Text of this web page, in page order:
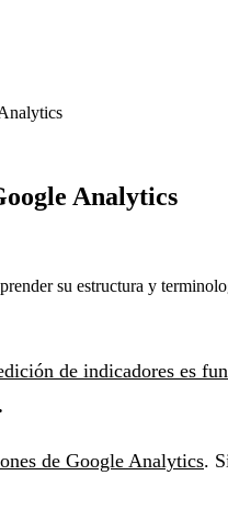
Analytics
su estructura y
de indicadores es
de Google Analytics.